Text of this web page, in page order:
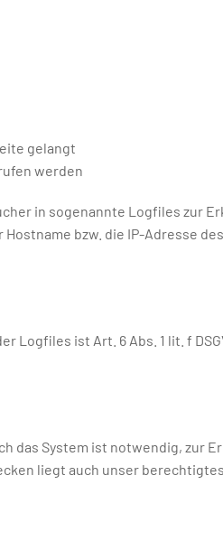
gelangt
werden
in sogenannte Logfiles zur
bzw. die IP-Adresse
ist Art. 6 Abs. 1 lit. f
das System ist notwendig, zur
liegt auch unser